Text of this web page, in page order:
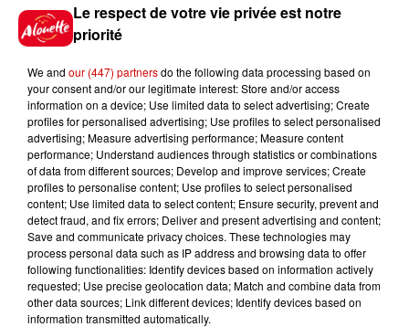
10h20
Incendies suspects en Deux-
un...
8h49
Rennes : enquête ouverte après
un accident impliquant un
conducteur...
8 août 2026
Aide carburant pour les "grands
rouleurs" : le délai pour la...
Le respect de votre vie privée est notre
priorité
We and our (447) partnersdo the following data processing based on
your consent and/or our legitimate interest: Store and/or access
information on a device; Use limited data to select advertising; Create
profiles for personalised advertising; Use profiles to select personalised
advertising; Measure advertising performance; Measure content
performance; Understand audiences through statistics or combinations
of data from different sources; Develop and improve services; Create
profiles to personalise content; Use profiles to select personalised
content; Use limited data to select content; Ensure security, prevent and
detect fraud, and fix errors; Deliver and present advertising and content;
Save and communicate privacy choices. These technologies may
process personal data such as IP address and browsing data to offer
following functionalities: Identify devices based on information actively
requested; Use precise geolocation data; Match and combine data from
other data sources; Link different devices; Identify devices based on
information transmitted automatically.